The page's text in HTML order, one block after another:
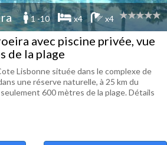
1 -10 x4 x4
avec piscine privée, vue
de la plage
Lisbonne située dans le complexe de
une réserve naturelle, à 25 km du
600 mètres de la plage. Détails